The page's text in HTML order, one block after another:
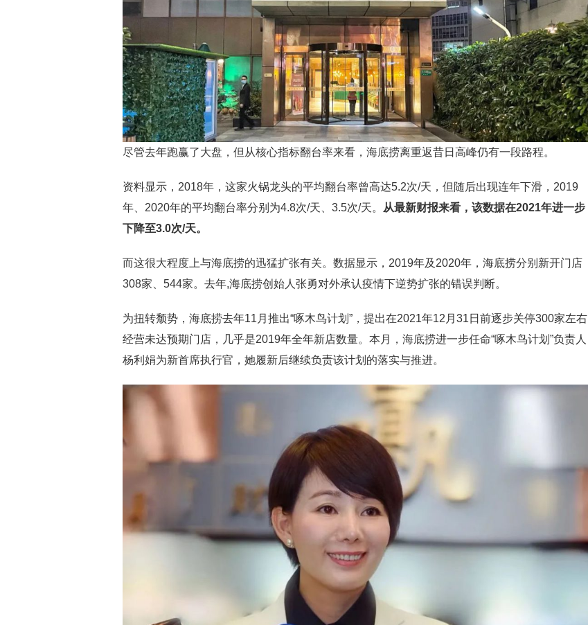
尽管去年跑赢了大盘，但从核心指标翻台率来看，海底捞离重返昔日高峰仍有一段路程。
资料显示，2018年，这家火锅龙头的平均翻台率曾高达5.2次/天，但随后出现连年下滑，2019
年、2020年的平均翻台率分别为4.8次/天、3.5次/天。
从最新财报来看，该数据在2021年进一步
下降至3.0次/天。
而这很大程度上与海底捞的迅猛扩张有关。数据显示，2019年及2020年，海底捞分别新开门店
308家、544家。去年,海底捞创始人张勇对外承认疫情下逆势扩张的错误判断。
为扭转颓势，海底捞去年11月推出“啄木鸟计划”，提出在2021年12月31日前逐步关停300家左右
经营未达预期门店，几乎是2019年全年新店数量。本月，海底捞进一步任命“啄木鸟计划”负责人
杨利娟为新首席执行官，她履新后继续负责该计划的落实与推进。